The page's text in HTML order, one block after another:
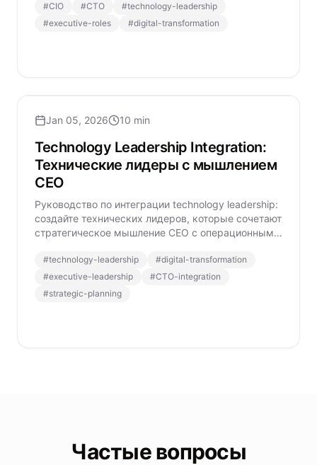
#CIO #CTO #technology-leadership
#executive-roles #digital-transformation
Jan 05, 2026 10 min
Technology Leadership Integration:
Технические лидеры с мышлением
CEO
Руководство по интеграции technology leadership:
создайте технических лидеров, которые сочетают
стратегическое мышление CEO с операционным
#technology-leadership #digital-transformation
#executive-leadership #CTO-integration
#strategic-planning
Частые вопросы